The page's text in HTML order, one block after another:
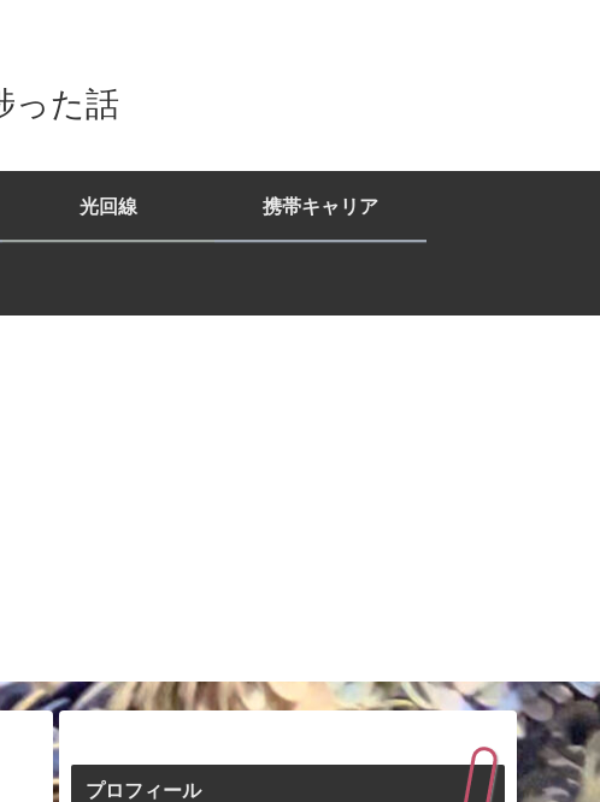
った話
光回線 携帯キャリア
プロフィール